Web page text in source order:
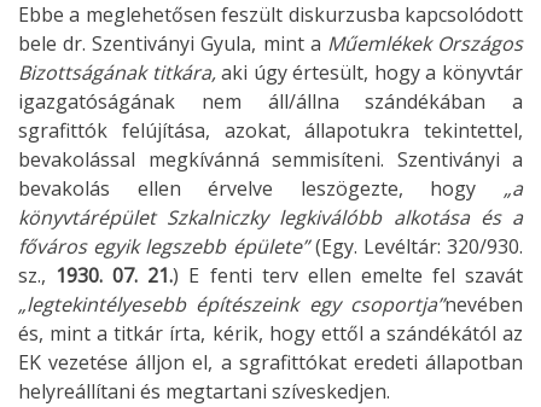
Ebbe a meglehetősen feszült diskurzusba kapcsolódott
bele dr. Szentiványi Gyula, mint a Műemlékek Országos
Bizottságának titkára,aki úgy értesült, hogy a könyvtár
igazgatóságának nem áll/állna szándékában a
sgrafittók felújítása, azokat, állapotukra tekintettel,
bevakolással megkívánná semmisíteni. Szentiványi a
bevakolás ellen érvelve leszögezte, hogy „a
könyvtárépület Szkalniczky legkiválóbb alkotása és a
főváros egyik legszebb épülete”(Egy. Levéltár: 320/930.
sz., 1930. 07. 21.) E fenti terv ellen emelte fel szavát
„legtekintélyesebb építészeink egy csoportja”nevében
és, mint a titkár írta, kérik, hogy ettől a szándékától az
EK vezetése álljon el, a sgrafittókat eredeti állapotban
helyreállítani és megtartani szíveskedjen.